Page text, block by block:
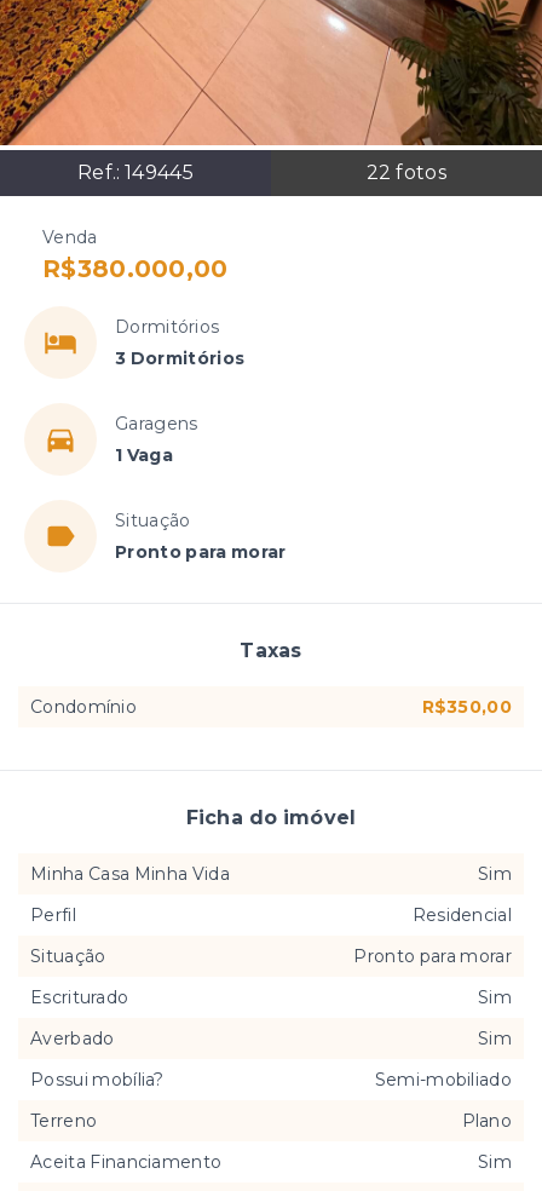
Ref.:149445 22 fotos
Venda
R$380.000,00
Dormitórios
3 Dormitórios
Garagens
1 Vaga
Situação
Pronto para morar
Taxas
Condomínio R$350,00
Ficha do imóvel
Minha Casa Minha Vida
Sim
Perfil
Residencial
Situação
Pronto para morar
Escriturado
Sim
Averbado
Sim
Possui mobília?
Semi-mobiliado
Terreno
Plano
Aceita Financiamento
Sim